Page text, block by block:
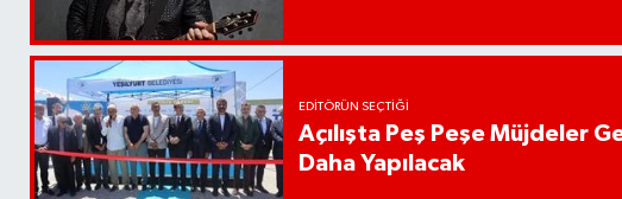
EDITÖRÜN SEÇTIĞI
Açılışta Peş Peşe Müjdeler
Daha Yapılacak